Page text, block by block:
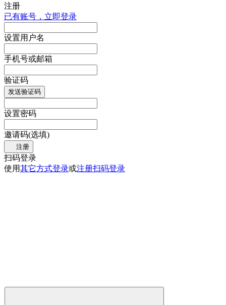
注册
已有账号，立即登录
设置用户名
手机号或邮箱
验证码
发送验证码
设置密码
邀请码(选填)
注册
扫码登录
使用其它方式登录或注册扫码登录